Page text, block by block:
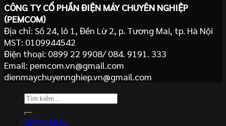
CÔNG TY CỔ PHẦN ĐIỆN MÁY CHUYÊN NGHIỆP
(PEMCOM)
Địa chỉ: Số 24, lô 1, Đền Lừ 2, p. Tương Mai, tp. Hà Nội
MST: 0109944542
Điện thoại: 0899 22 9908/ 084. 9191. 333
Email: pemcom.vn@gmail.com
dienmaychuyennghiep.vn@gmail.com
Tìm
DANH MỤC